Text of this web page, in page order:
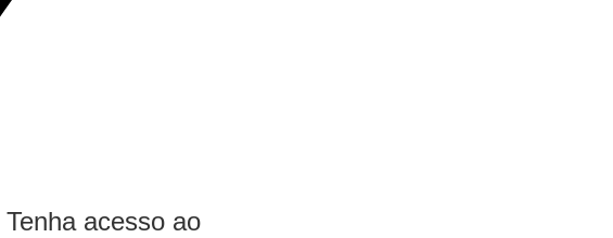
Tenha acesso ao